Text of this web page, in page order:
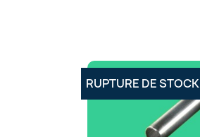
RUPTURE DE STOCK